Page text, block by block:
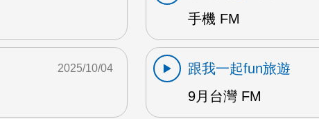
手機 FM
2025/10/04
跟我一起fun旅遊
9月台灣 FM